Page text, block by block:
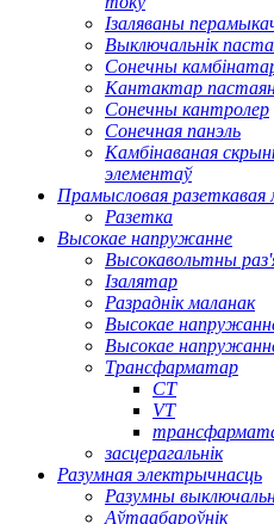
Ізаляваны
Выключальнік
Сонечны
Кантактар
Сонечны кантролер
Сонечная панэль
Камбінаваная
элементаў
Прамысловая
Разетка
Высокае напружанне
Высокавольтны
Ізалятар
Разраднік маланак
Высокае
Высокае
Трансфарматар
CT
VT
засцерагальнік
Разумная электрычнасць
Разумны
Аўтаабароўнік